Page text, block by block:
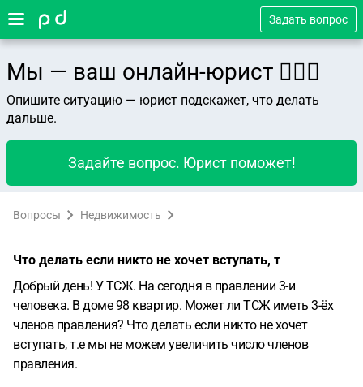
Задать вопрос
Мы — ваш онлайн-юрист 👨🏻‍⚖️
Опишите ситуацию — юрист подскажет, что делать
дальше.
Задайте вопрос. Юрист поможет!
Вопросы Недвижимость
Что делать если никто не хочет вступать, т
Добрый день! У ТСЖ. На сегодня в правлении 3-и
человека. В доме 98 квартир. Может ли ТСЖ иметь 3-ёх
членов правления? Что делать если никто не хочет
вступать, т.е мы не можем увеличить число членов
правления.